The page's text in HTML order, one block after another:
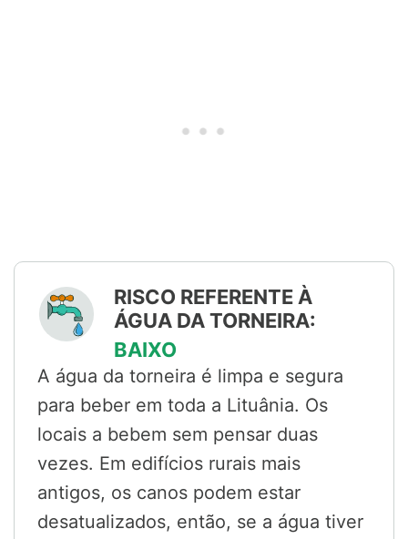
RISCO REFERENTE À
ÁGUA DA TORNEIRA:
BAIXO
A água da torneira é limpa e segura
para beber em toda a Lituânia. Os
locais a bebem sem pensar duas
vezes. Em edifícios rurais mais
antigos, os canos podem estar
desatualizados, então, se a água tiver